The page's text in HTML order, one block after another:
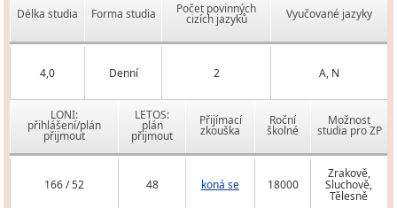
Délka studia Forma studia Počet povinných
cizích jazyků Vyučované jazyky
4,0 Denní 2 A, N
LONI:
přihlášení/plán
přijmout
LETOS:
plán
přijmout
Přijímací
zkouška
Roční
školné
Možnost
studia pro ZP
166 / 52 48 koná se 18000
Zrakově,
Sluchově,
Tělesně